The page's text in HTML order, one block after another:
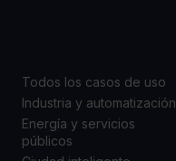
Todos los casos de uso
Industria y automatización
Energía y servicios
públicos